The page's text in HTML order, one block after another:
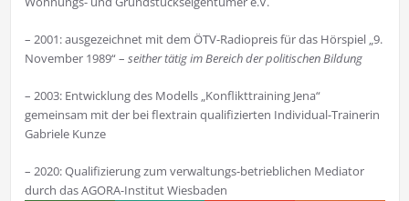
– 2001: ausgezeichnet mit dem ÖTV-Radiopreis für das Hörspiel „9.
November 1989“ – seither tätig im Bereich der politischen Bildung
– 2003: Entwicklung des Modells „Konflikttraining Jena“
gemeinsam mit der bei flextrain qualifizierten Individual-Trainerin
Gabriele Kunze
– 2020: Qualifizierung zum verwaltungs-betrieblichen Mediator
durch das AGORA-Institut Wiesbaden